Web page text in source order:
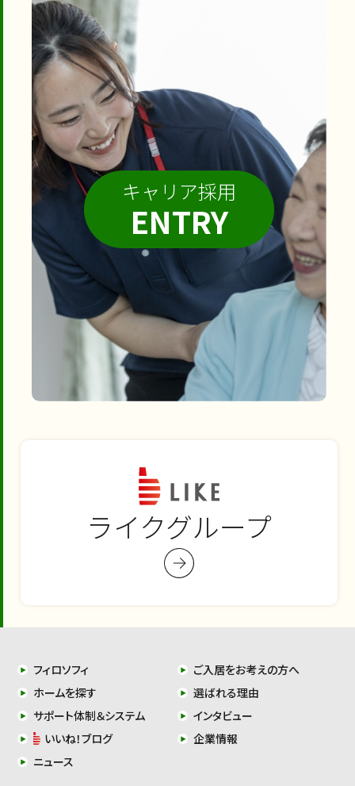
キャリア採用
ENTRY
ライクグループ
フィロソフィ
ご入居をお考えの方へ
ホームを探す
選ばれる理由
サポート体制＆システム
インタビュー
いいね！ブログ
企業情報
ニュース